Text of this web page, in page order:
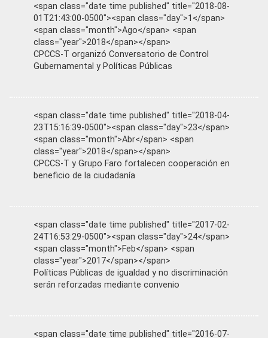
<span class="date time published" title="2018-08-
01T21:43:00-0500"><span class="day">1</span>
<span class="month">Ago</span> <span
class="year">2018</span></span>
CPCCS-T organizó Conversatorio de Control
Gubernamental y Políticas Públicas
<span class="date time published" title="2018-04-
23T15:16:39-0500"><span class="day">23</span>
<span class="month">Abr</span> <span
class="year">2018</span></span>
CPCCS-T y Grupo Faro fortalecen cooperación en
beneficio de la ciudadanía
<span class="date time published" title="2017-02-
24T16:53:29-0500"><span class="day">24</span>
<span class="month">Feb</span> <span
class="year">2017</span></span>
Políticas Públicas de igualdad y no discriminación
serán reforzadas mediante convenio
<span class="date time published" title="2016-07-